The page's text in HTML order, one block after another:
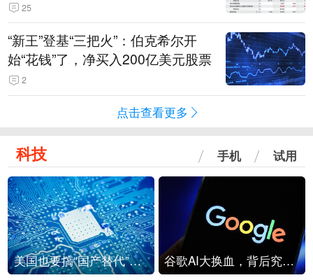
25
“新王”登基“三把火”：伯克希尔开
始“花钱”了，净买入200亿美元股票
2
点击查看更多
科技 手机 试用
美国也要搞“国产替代”？先算清三笔账 谷歌AI大换血，背后究竟发生了什么？